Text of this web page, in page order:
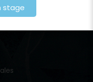
stage